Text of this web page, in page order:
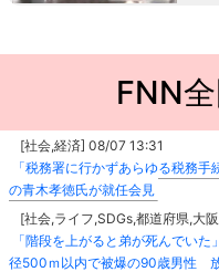
FNN
[社会,経済] 08/07 13:31
「税務署に行かずあらゆる税務
の青木孝徳氏が就任会見
[社会,ライフ,SDGs,都道府県,大
「階段を上がると弟が死んでい
径500ｍ以内で被爆の90歳男性